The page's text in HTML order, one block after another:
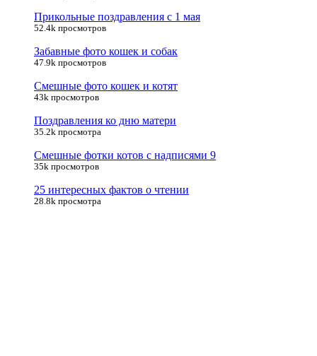
Прикольные поздравления с 1 мая
52.4k просмотров
Забавные фото кошек и собак
47.9k просмотров
Смешные фото кошек и котят
43k просмотров
Поздравления ко дню матери
35.2k просмотра
Смешные фотки котов с надписями 9
35k просмотров
25 интересных фактов о чтении
28.8k просмотра